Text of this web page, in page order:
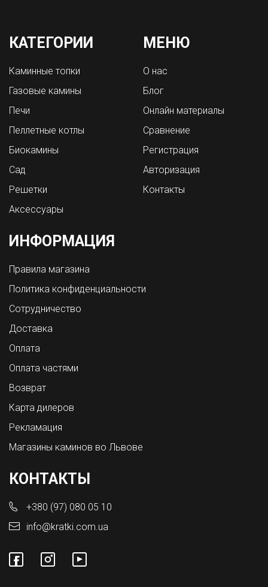
КАТЕГОРИИ
Каминные топки
Газовые камины
Печи
Пеллетные котлы
Биокамины
Сад
Решетки
Аксессуары
МЕНЮ
О нас
Блог
Онлайн материалы
Сравнение
Регистрация
Авторизация
Контакты
ИНФОРМАЦИЯ
Правила магазина
Политика конфиденциальности
Сотрудничество
Доставка
Оплата
Оплата частями
Возврат
Карта дилеров
Рекламация
Магазины каминов во Львове
КОНТАКТЫ
+380 (97) 080 05 10
info@kratki.com.ua